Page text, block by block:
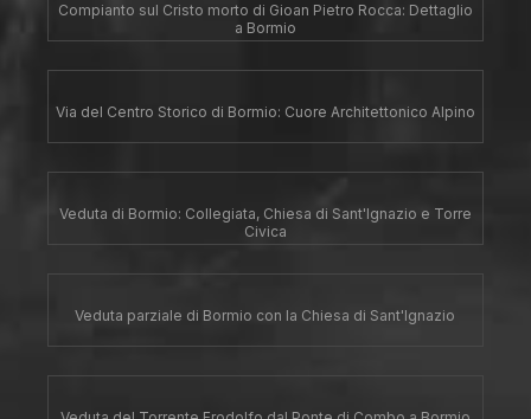
Compianto sul Cristo morto di Gioan Pietro Rocca: Dettaglio
a Bormio
Via del Centro Storico di Bormio: Cuore Architettonico Alpino
Veduta di Bormio: Collegiata, Chiesa di Sant'Ignazio e Torre
Civica
Veduta parziale di Bormio con la Chiesa di Sant'Ignazio